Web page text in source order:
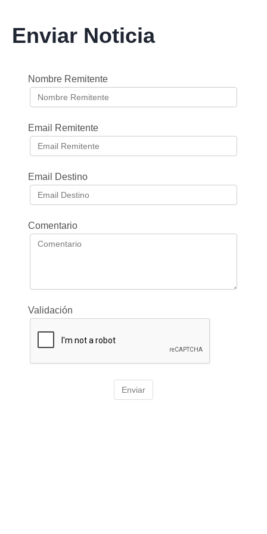
Enviar Noticia
Nombre Remitente
Email Remitente
Email Destino
Comentario
Validación